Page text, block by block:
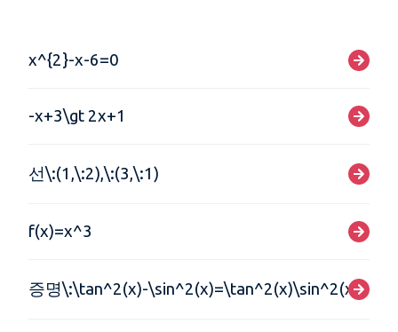
x^{2}-x-6=0
-x+3\gt 2x+1
선\:(1,\:2),\:(3,\:1)
f(x)=x^3
증명\:\tan^2(x)-\sin^2(x)=\tan^2(x)\sin^2(x)